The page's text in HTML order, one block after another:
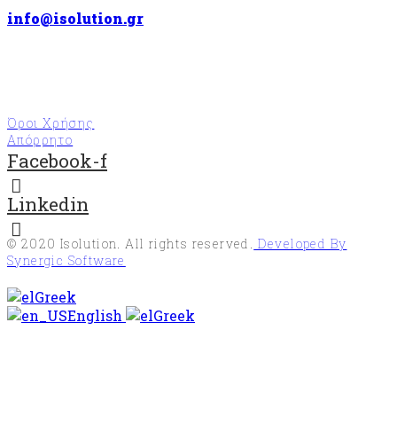
info@isolution.gr
Όροι Χρήσης
Απόρρητο
Facebook-f
Linkedin
© 2020 Isolution. All rights reserved. Developed By
Synergic Software
Greek
English
Greek